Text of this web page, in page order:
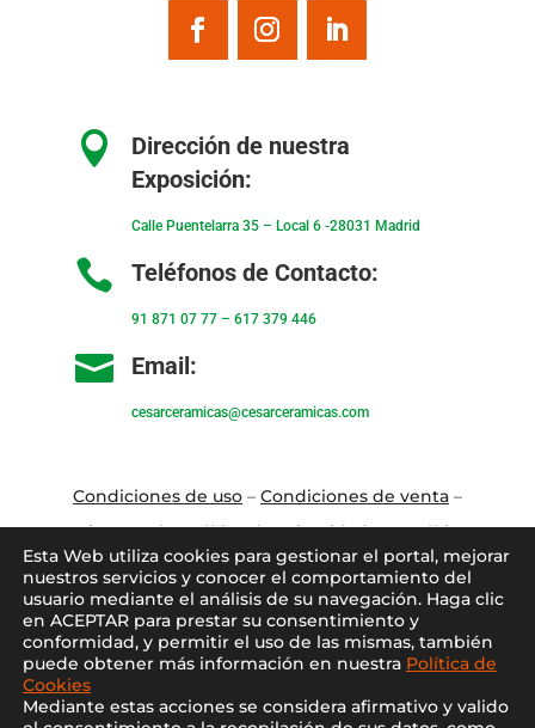

Dirección de nuestra
Exposición:
Calle Puentelarra 35 – Local 6 -28031 Madrid
 Teléfonos de Contacto:
91 871 07 77– 617 379 446
 Email:
cesarceramicas@cesarceramicas.com
Condiciones de uso– Condiciones de venta–
Aviso Legal–Política de privacidad –Política
de cookies
Blog–Contacto–Conócenos –Mi Cuenta
Esta Web utiliza cookies para gestionar el portal, mejorar
nuestros servicios y conocer el comportamiento del
usuario mediante el análisis de su navegación. Haga clic
en ACEPTAR para prestar su consentimiento y
conformidad, y permitir el uso de las mismas, también
puede obtener más información en nuestra Política de
Cookies
Mediante estas acciones se considera afirmativo y valido